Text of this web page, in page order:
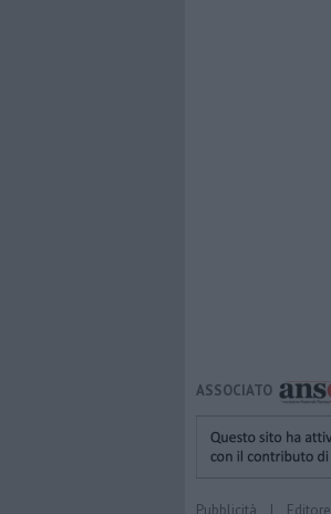
ASSOCIATO
Pubblicità | Editore